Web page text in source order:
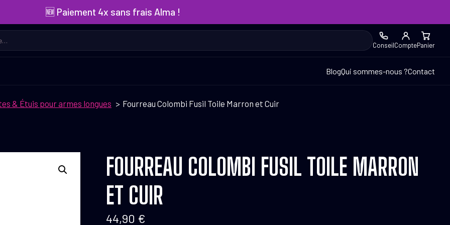
🆕 Paiement 4x sans frais Alma !
ConseilComptePanier
BlogQui sommes-nous ?Contact
& Étuis pour armes longues Fourreau Colombi Fusil Toile Marron et Cuir
FOURREAU COLOMBI FUSIL TOILE MARRON
ET CUIR
44,90 €